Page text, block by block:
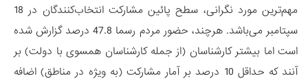
مهم‌ترین مورد نگرانی، سطح پائین مشارکت انتخاب‌کنندگان در 18
سپتامبر می‌باشد. هرچند، حضور مردم رسما 47.8 درصد گزارش شده
است اما بیشتر کارشناسان (از جمله کارشناسان همسوی با دولت) بر
آنند که حداقل 10 درصد بر آمار مشارکت (به ویژه در مناطق) اضافه